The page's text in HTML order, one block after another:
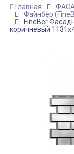
Главная
Файнбер
FineBer
коричневый